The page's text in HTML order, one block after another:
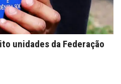
unidades da Federação